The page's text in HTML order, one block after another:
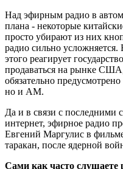
Над эфирным радио в
плана - некоторые
просто убирают из них
радио сильно
этого реагирует
продаваться на рынке
обязательно
но и AM.
Да и в связи с последними
интернет, эфирное радио
Евгений Маргулис в
таракан, после ядерной
Сами как часто слушаете